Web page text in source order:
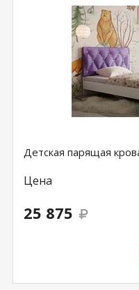
Детская парящая
Цена
25 875